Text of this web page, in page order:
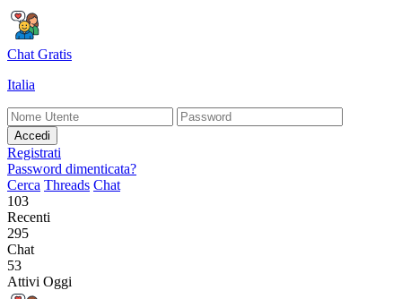
Chat Gratis
Italia
Accedi
Registrati
Password dimenticata?
Cerca Threads Chat
103
Recenti
295
Chat
53
Attivi Oggi